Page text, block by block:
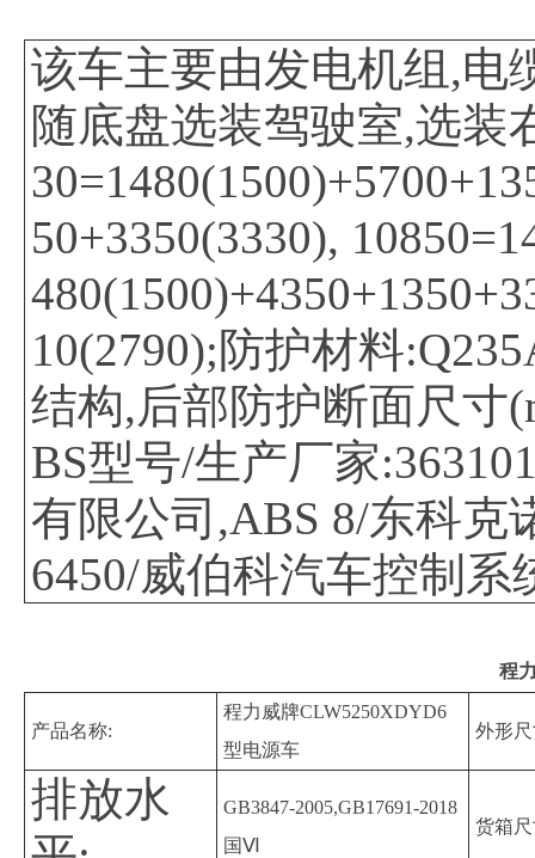
该车主要由发电机组,电
随底盘选装驾驶室,选装
50+3350(3330),
10(2790);防护材料
结构,后部防护断面尺寸
BS型号/生产厂家
有限公司,ABS 8/东科克
6450/威伯科汽车控制
程
产品名称:
程力威牌CLW5250XDYD6
型电源车
外形
排放水
GB3847-2005,GB17691-2018
国Ⅵ
货箱